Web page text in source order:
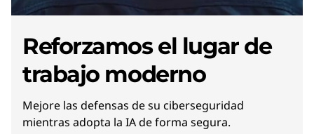
Reforzamos el lugar de
trabajo moderno
Mejore las defensas de su ciberseguridad
mientras adopta la IA de forma segura.